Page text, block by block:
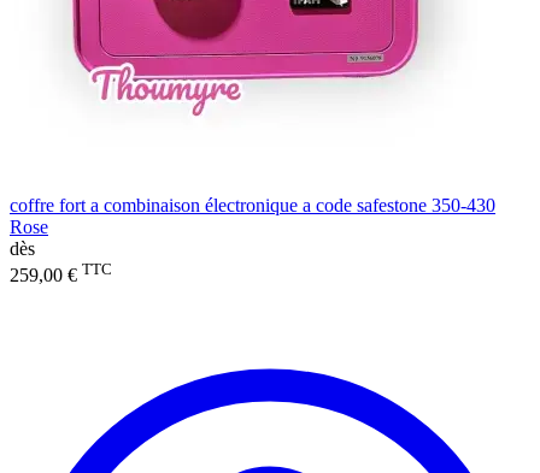
coffre fort a combinaison électronique a code safestone 350-430
Rose
dès
259,00 € TTC